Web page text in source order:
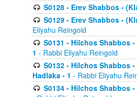
S0128 - Erev Shabbos -
S0129 - Erev Shabbos -
Eliyahu Reingold
S0131 - Hilchos Shabbos
1 - Rabbi Eliyahu Reingold
S0132 - Hilchos Shabbos
Hadlaka - 1 - Rabbi Eliyahu
S0134 - Hilchos Shabbos